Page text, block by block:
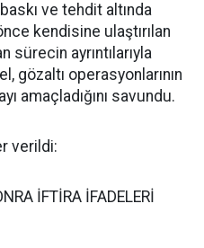
ve tehdit altında
kendisine ulaştırılan
sürecin ayrıntılarıyla
gözaltı operasyonlarının
amaçladığını savundu.
verildi:
İFTİRA İFADELERİ